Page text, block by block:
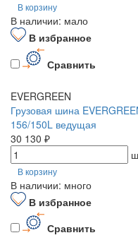
В корзину
В наличии: мало
В избранное
Сравнить
EVERGREEN
Грузовая шина
156/150L ведущая
30 130 ₽
В корзину
В наличии: много
В избранное
Сравнить